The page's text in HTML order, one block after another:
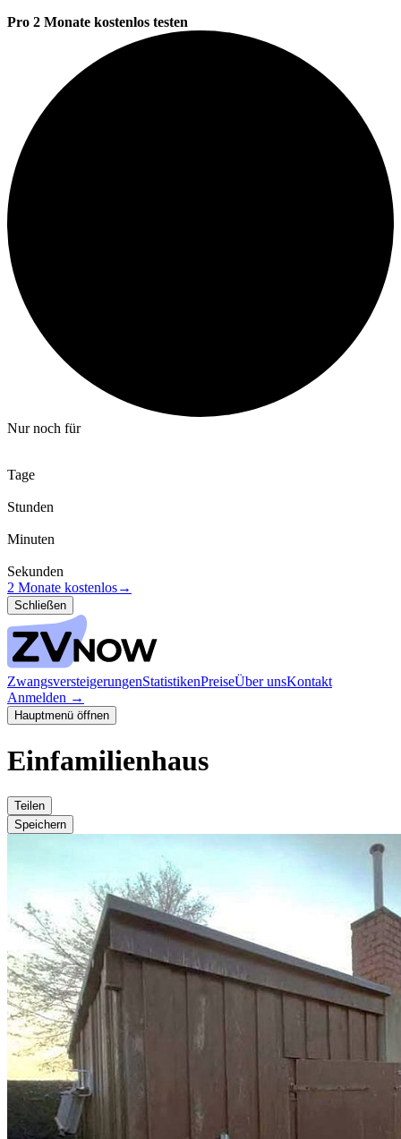
Pro 2 Monate kostenlos testen
Nur noch für
Tage
Stunden
Minuten
Sekunden
2 Monate kostenlos→
Schließen
ZwangsversteigerungenStatistikenPreiseÜber unsKontakt
Anmelden →
Hauptmenü öffnen
Einfamilienhaus
Teilen
Speichern